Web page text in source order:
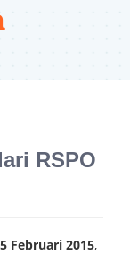
RSPO
5 Februari 2015,